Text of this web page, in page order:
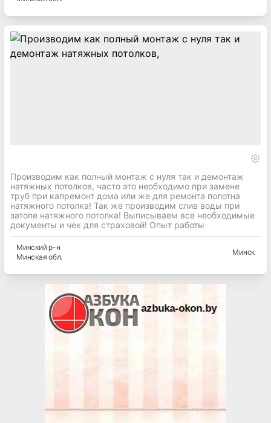
Производим как полный монтаж с нуля так и демонтаж
натяжных потолков, часто это необходимо при замене
труб при капремонт дома или же для ремонта полотна
натяжного потолка! Так же производим слив воды при
затопе натяжного потолка! Выписываем все необходимые
документы и чек для страховой! Опыт работы
Минскийр-н
Минская обл.
Минск